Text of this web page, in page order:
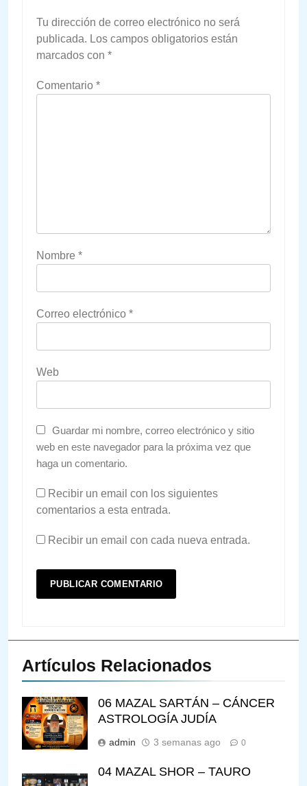
144
¿QUIÉN ES SABIO? EL QUE
Tu dirección de correo electrónico no será
publicada. Los campos obligatorios están
marcados con *
Comentario *
Nombre *
Correo electrónico *
Web
Guardar mi nombre, correo electrónico y sitio
web en este navegador para la próxima vez que
haga un comentario.
Recibir un email con los siguientes
comentarios a esta entrada.
Recibir un email con cada nueva entrada.
Artículos Relacionados
06 MAZAL SARTÁN – CÁNCER
ASTROLOGÍA JUDÍA
admin 3 semanas ago 0
04 MAZAL SHOR – TAURO